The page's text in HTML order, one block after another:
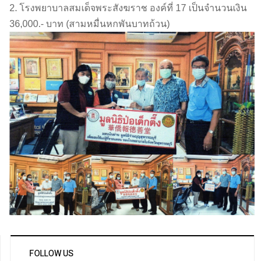
2. โรงพยาบาลสมเด็จพระสังฆราช องค์ที่ 17 เป็นจำนวนเงิน
36,000.- บาท (สามหมื่นหกพันบาทถ้วน)
FOLLOW US